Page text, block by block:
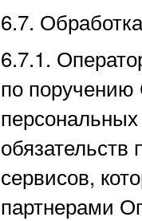
6.7.
6.7.1.
по поручению
обязательств
сервисов,
партнерами